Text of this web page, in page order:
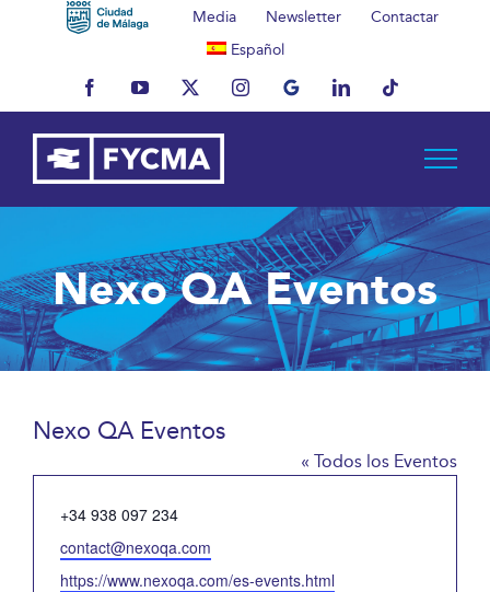
Media Newsletter
Contactar
Español
FacebookYouTubeX InstagramMyBusinessLinkedInTiktok
Nexo QA Eventos
Nexo QA Eventos
« Todos los Eventos
Teléfono
+34 938 097 234
Email
contact@nexoqa.com
Website
https://www.nexoqa.com/es-events.html